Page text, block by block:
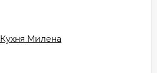
Кухня Милена